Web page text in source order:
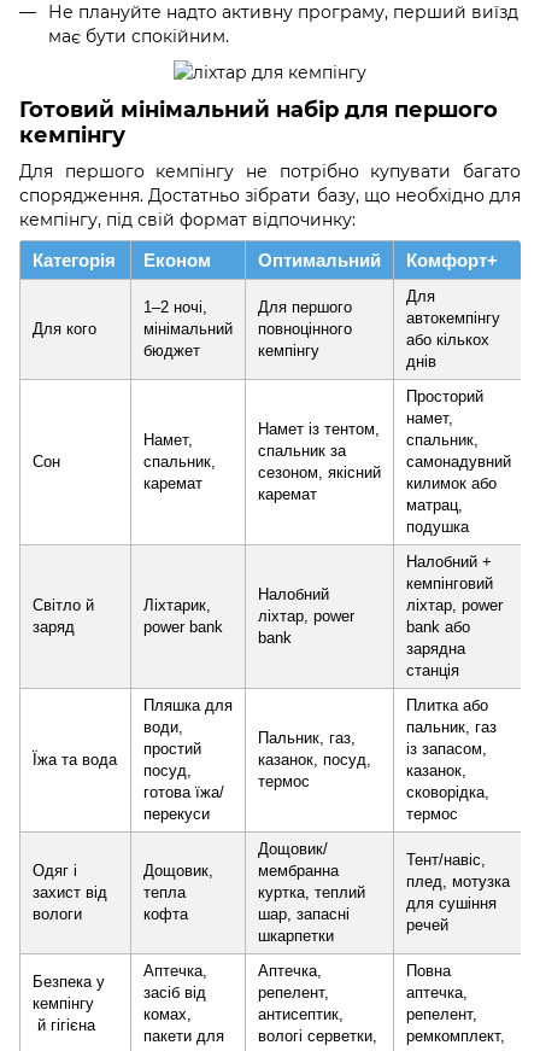
Не плануйте надто активну програму, перший виїзд
має бути спокійним.
Готовий мінімальний набір для першого
кемпінгу
Для першого кемпінгу не потрібно купувати багато
спорядження. Достатньо зібрати базу, що необхідно для
кемпінгу, під свій формат відпочинку:
Категорія Економ Оптимальний Комфорт+
Для кого
1–2 ночі,
мінімальний
бюджет
Для першого
повноцінного
кемпінгу
Для
автокемпінгу
або кількох
днів
Сон
Намет,
спальник,
каремат
Намет із тентом,
спальник за
сезоном, якісний
каремат
Просторий
намет,
спальник,
самонадувний
килимок або
матрац,
подушка
Світло й
заряд
Ліхтарик,
power bank
Налобний
ліхтар, power
bank
Налобний +
кемпінговий
ліхтар, power
bank або
зарядна
станція
Їжа та вода
Пляшка для
води,
простий
посуд,
готова їжа/
перекуси
Пальник, газ,
казанок, посуд,
термос
Плитка або
пальник, газ
із запасом,
казанок,
сковорідка,
термос
Одяг і
захист від
вологи
Дощовик,
тепла
кофта
Дощовик/
мембранна
куртка, теплий
шар, запасні
шкарпетки
Тент/навіс,
плед, мотузка
для сушіння
речей
Безпека у
кемпінгу
й гігієна
Аптечка,
засіб від
комах,
пакети для
Аптечка,
репелент,
антисептик,
вологі серветки,
Повна
аптечка,
репелент,
ремкомплект,